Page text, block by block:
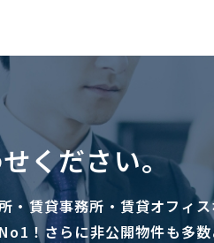
ください。
賃貸事務所・賃貸オフィス
！さらに非公開物件も多数